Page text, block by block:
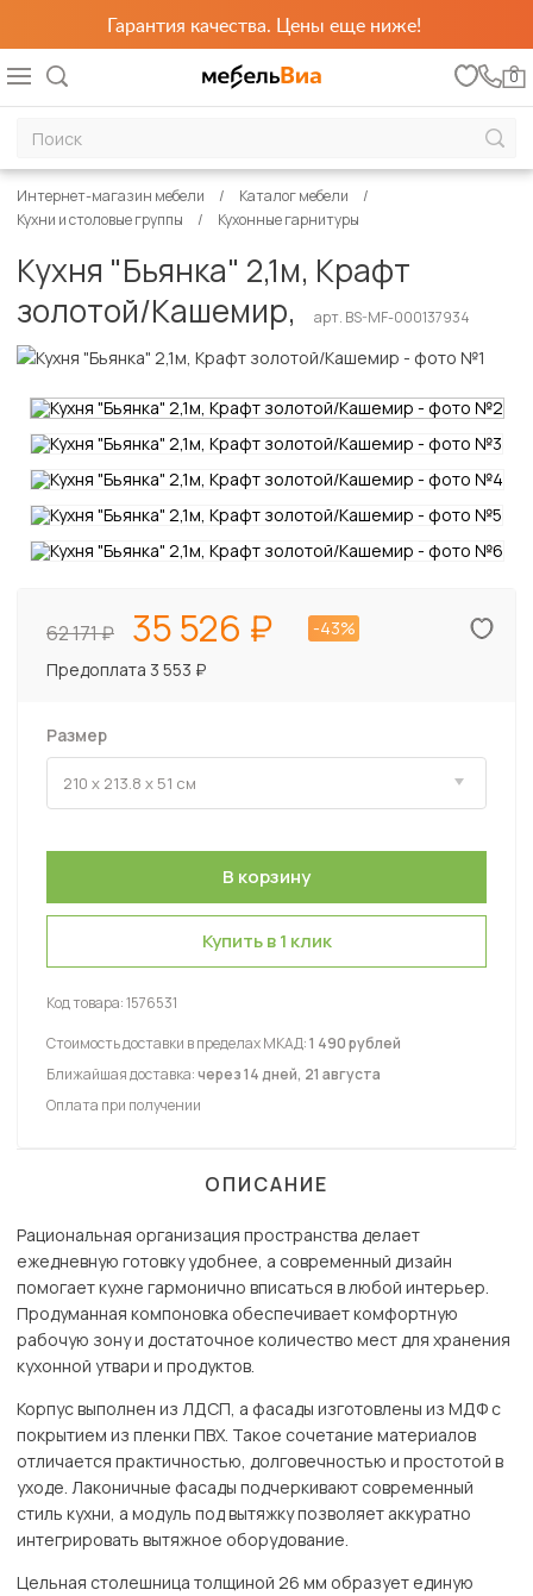
Гарантия качества. Цены еще ниже!
0
Интернет-магазин мебели
Каталог мебели
Кухни и столовые группы
Кухонные гарнитуры
Кухня "Бьянка" 2,1м, Крафт
золотой/Кашемир,
арт. BS-MF-000137934
62 171 35 526
-43%
Предоплата 3 553 ₽
Размер
Купить в 1 клик
Код товара:1576531
Стоимость доставки в пределах МКАД:1 490 рублей
Ближайшая доставка:через 14 дней, 21 августа
Оплата при получении
ОПИСАНИЕ
Рациональная организация пространства делает
ежедневную готовку удобнее, а современный дизайн
помогает кухне гармонично вписаться в любой интерьер.
Продуманная компоновка обеспечивает комфортную
рабочую зону и достаточное количество мест для хранения
кухонной утвари и продуктов.
Корпус выполнен из ЛДСП, а фасады изготовлены из МДФ с
покрытием из пленки ПВХ. Такое сочетание материалов
отличается практичностью, долговечностью и простотой в
уходе. Лаконичные фасады подчеркивают современный
стиль кухни, а модуль под вытяжку позволяет аккуратно
интегрировать вытяжное оборудование.
Цельная столешница толщиной 26 мм образует единую